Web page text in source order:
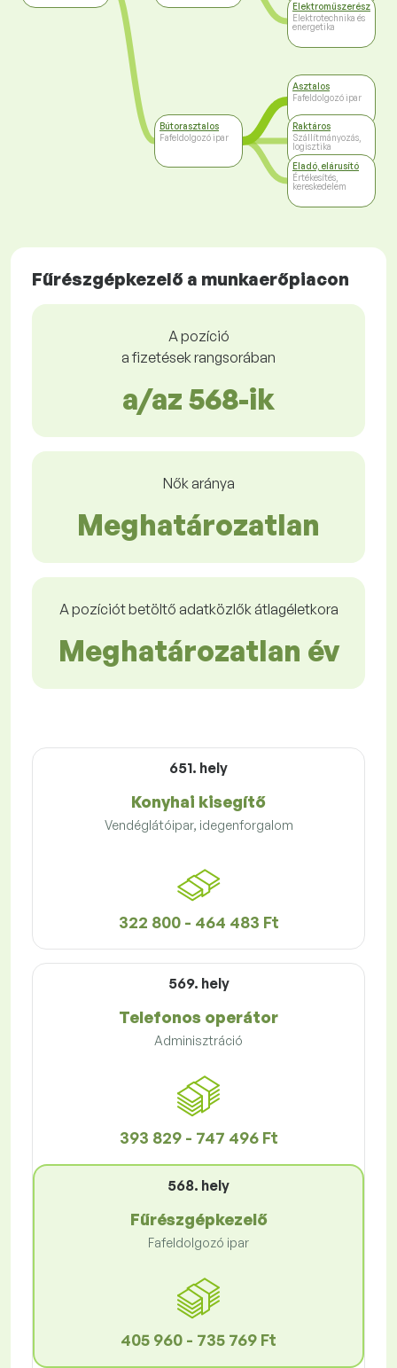
Bútorasztalos
Fafeldolgozó ipar
Elektroműszerész
Elektrotechnika és
energetika
Asztalos
Fafeldolgozó ipar
Raktáros
Szállítmányozás,
logisztika
Eladó, elárusító
Értékesítés,
kereskedelem
Fűrészgépkezelő a munkaerőpiacon
A pozíció
a fizetések rangsorában
a/az 568-ik
Nők aránya
Meghatározatlan
A pozíciót betöltő adatközlők átlagéletkora
Meghatározatlan év
651. hely
Konyhai kisegítő
Vendéglátóipar, idegenforgalom
322 800 - 464 483 Ft
569. hely
Telefonos operátor
Adminisztráció
393 829 - 747 496 Ft
568. hely
Fűrészgépkezelő
Fafeldolgozó ipar
405 960 - 735 769 Ft